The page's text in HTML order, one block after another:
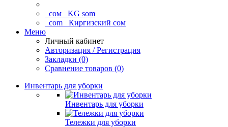
сом KG som
com Киргизский сом
Меню
Личный кабинет
Авторизация / Регистрация
Закладки (0)
Сравнение товаров (0)
Инвентарь для уборки
Инвентарь для уборки
Тележки для уборки